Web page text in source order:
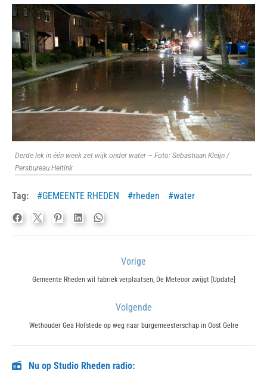
Derde lek in één week zet wijk onder water – Foto: Sebastiaan Kleijn /
Persbureau Heitink
Tag: GEMEENTE RHEDEN rheden water
navigatie
Vorige
Previous
Gemeente Rheden wil fabriek verplaatsen, De Meteoor zwijgt [Update]
Volgende
Next
Wethouder Gea Hofstede op weg naar burgemeesterschap in Oost Gelre
Nu op Studio Rheden radio: